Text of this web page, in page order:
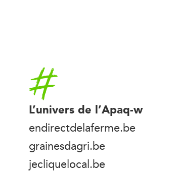
Accueil
L’univers de l’Apaq-w
endirectdelaferme.be
grainesdagri.be
jecliquelocal.be